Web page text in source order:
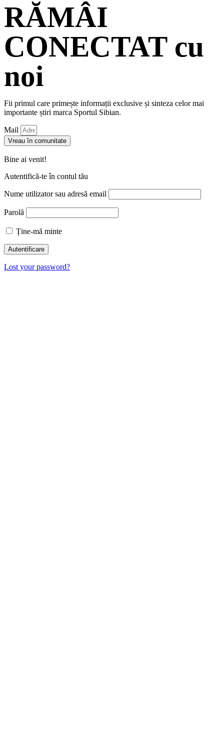
RĂMÂI
CONECTAT cu
noi
Fii primul care primește informații exclusive și sinteza celor mai
importante știri marca Sportul Sibian.
Mail
Vreau în comunitate
Bine ai venit!
Autentifică-te în contul tău
Nume utilizator sau adresă email
Parolă
Ține-mă minte
Lost your password?